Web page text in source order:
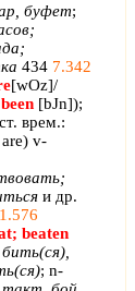
буфет;
434 7.342
[wOz]/
been [bJn]);
врем.:
are) v-
и др.
; beaten
бить(ся),
; n-